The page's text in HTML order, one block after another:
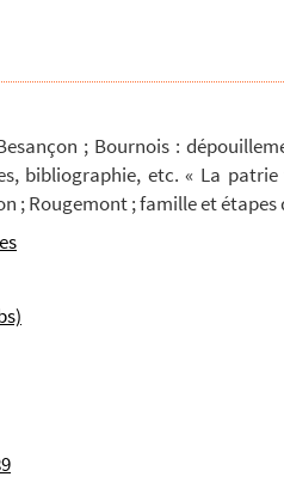
de France). Dossier 2
; Bournois :
bibliographie, etc. « La
; Rougemont ; famille et étapes